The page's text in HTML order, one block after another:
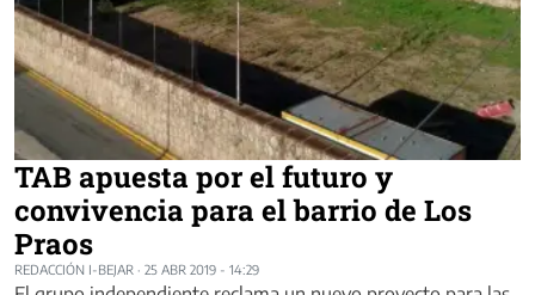
TAB apuesta por el futuro y
convivencia para el barrio de Los
Praos
REDACCIÓN I-BEJAR · 25 ABR 2019 - 14:29